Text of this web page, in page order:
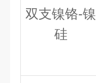
双支镍铬-镍
硅